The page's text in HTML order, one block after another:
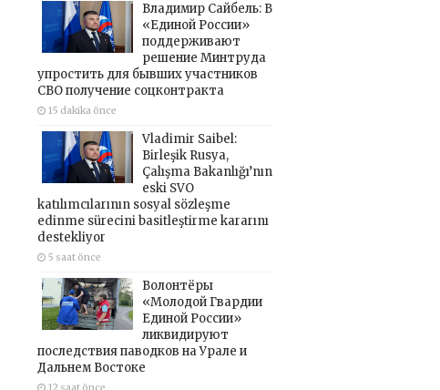
Владимир Сайбель: В
«Единой России»
поддерживают
решение Минтруда
упростить для бывших участников
СВО получение соцконтракта
15 dakika önce
Vladimir Saibel:
Birleşik Rusya,
Çalışma Bakanlığı’nın
eski SVO
katılımcılarının sosyal sözleşme
edinme sürecini basitleştirme kararını
destekliyor
5 saat önce
Волонтёры
«Молодой Гвардии
Единой России»
ликвидируют
последствия паводков на Урале и
Дальнем Востоке